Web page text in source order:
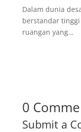
Dalam dunia
berstandar
ruangan yang…
0
Submit a